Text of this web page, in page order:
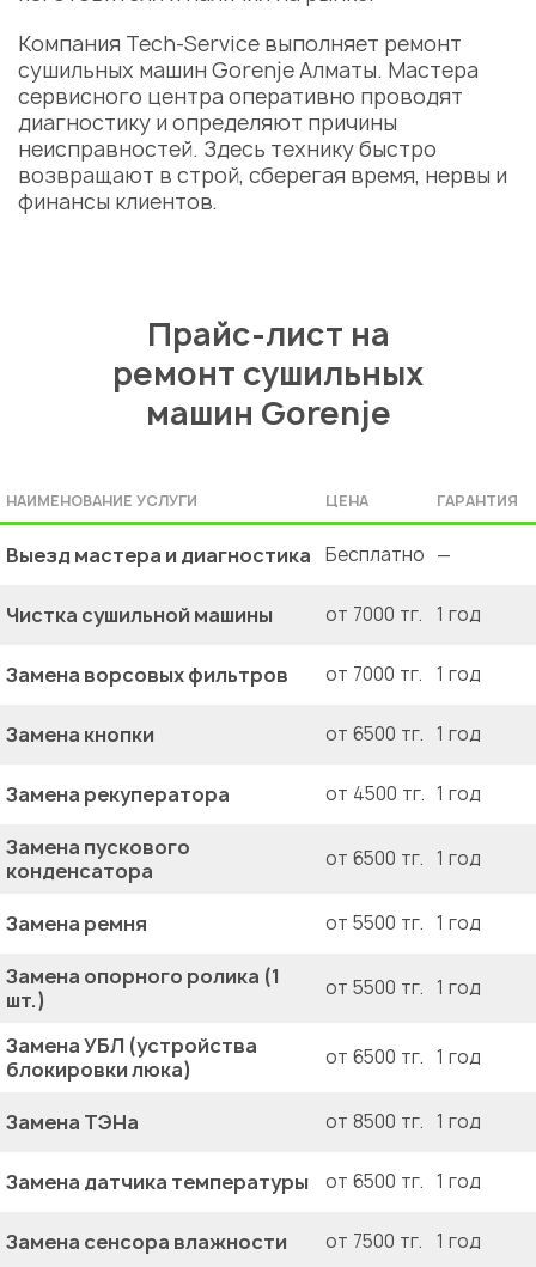
Компания Tech-Service выполняет ремонт
сушильных машин Gorenje Алматы. Мастера
сервисного центра оперативно проводят
диагностику и определяют причины
неисправностей. Здесь технику быстро
возвращают в строй, сберегая время, нервы и
финансы клиентов.
Прайс-лист на
ремонт сушильных
машин Gorenje
НАИМЕНОВАНИЕ УСЛУГИ ЦЕНА ГАРАНТИЯ
Выезд мастера и диагностика Бесплатно —
Чистка сушильной машины от 7000 тг. 1 год
Замена ворсовых фильтров от 7000 тг. 1 год
Замена кнопки от 6500 тг. 1 год
Замена рекуператора от 4500 тг. 1 год
Замена пускового
конденсатора
от 6500 тг. 1 год
Замена ремня от 5500 тг. 1 год
Замена опорного ролика (1
шт.)
от 5500 тг. 1 год
Замена УБЛ (устройства
блокировки люка)
от 6500 тг. 1 год
Замена ТЭНа от 8500 тг. 1 год
Замена датчика температуры от 6500 тг. 1 год
Замена сенсора влажности от 7500 тг. 1 год